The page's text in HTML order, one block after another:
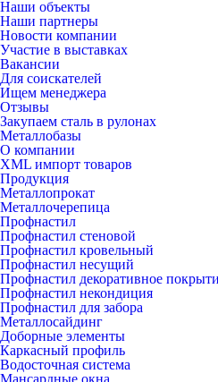
Наши объекты
Наши партнеры
Новости компании
Участие в выставках
Вакансии
Для соискателей
Ищем менеджера
Отзывы
Закупаем сталь в рулонах
Металлобазы
О компании
XML импорт товаров
Продукция
Металлопрокат
Металлочерепица
Профнастил
Профнастил стеновой
Профнастил кровельный
Профнастил несущий
Профнастил декоративное
Профнастил некондиция
Профнастил для забора
Металлосайдинг
Доборные элементы
Каркасный профиль
Водосточная система
Мансардные окна